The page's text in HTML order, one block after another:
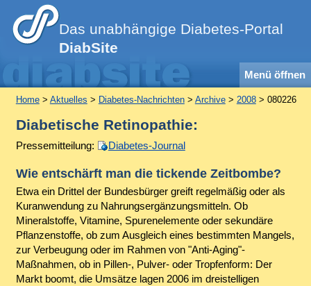
Das unabhängige Diabetes-Portal
DiabSite
Menü öffnen
Home> Aktuelles > Diabetes-Nachrichten> Archive> 2008> 080226
Diabetische Retinopathie:
Pressemitteilung: Diabetes-Journal
Wie entschärft man die tickende Zeitbombe?
Etwa ein Drittel der Bundesbürger greift regelmäßig oder als
Kuranwendung zu Nahrungsergänzungsmitteln. Ob
Mineralstoffe, Vitamine, Spurenelemente oder sekundäre
Pflanzenstoffe, ob zum Ausgleich eines bestimmten Mangels,
zur Verbeugung oder im Rahmen von "Anti-Aging"-
Maßnahmen, ob in Pillen-, Pulver- oder Tropfenform: Der
Markt boomt, die Umsätze lagen 2006 im dreistelligen